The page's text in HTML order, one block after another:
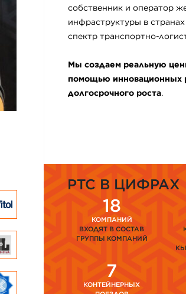
собственник и оператор
инфраструктуры в
спектр транспортно-
Мы создаем реальную
помощью инновационных
долгосрочного роста.
PTC В ЦИФРАХ
18
КОМПАНИЙ
ВХОДЯТ В СОСТАВ
ГРУППЫ КОМПАНИЙ
7
КОНТЕЙНЕРНЫХ